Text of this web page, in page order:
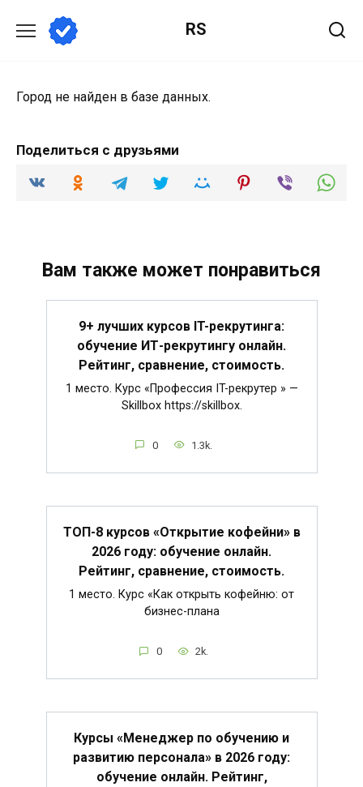
содержанию
RS
Город не найден в базе данных.
Поделиться с друзьями
Вам также может понравиться
9+ лучших курсов IT-рекрутинга:
обучение ИТ-рекрутингу онлайн.
Рейтинг, сравнение, стоимость.
1 место. Курс «Профессия IT-рекрутер » —
Skillbox https://skillbox.
0 1.3k.
ТОП-8 курсов «Открытие кофейни» в
2026 году: обучение онлайн.
Рейтинг, сравнение, стоимость.
1 место. Курс «Как открыть кофейню: от
бизнес-плана
0 2k.
Курсы «Менеджер по обучению и
развитию персонала» в 2026 году:
обучение онлайн. Рейтинг,